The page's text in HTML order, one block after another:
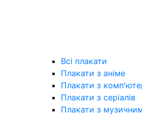
Всі плакати
Плакати з аніме
Плакати з
Плакати з серіалів
Плакати з